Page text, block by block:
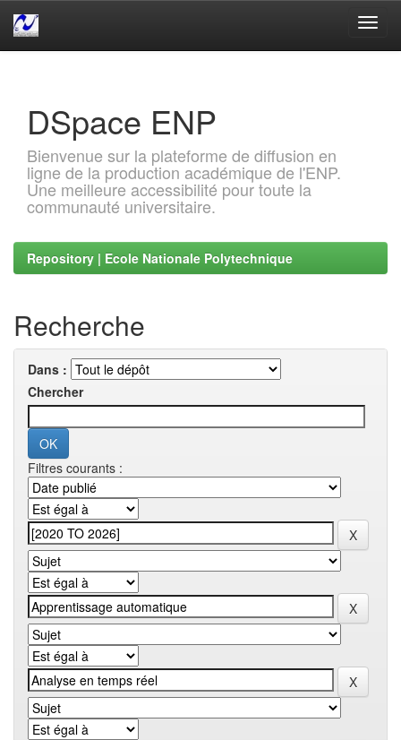
DSpace ENP
Bienvenue sur la plateforme de diffusion en
ligne de la production académique de l'ENP.
Une meilleure accessibilité pour toute la
communauté universitaire.
Repository | Ecole Nationale Polytechnique
Recherche
Dans :
Chercher
Filtres courants :